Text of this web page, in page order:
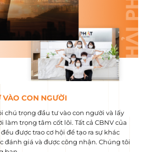
CON NGƯỜI
chú trọng đầu tư vào con người và lấy
làm trọng tâm cốt lõi. Tất cả CBNV của
được trao cơ hội để tạo ra sự khác
đánh giá và được công nhận. Chúng tôi